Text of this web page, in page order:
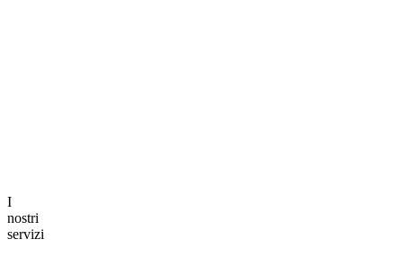
I
nostri
servizi